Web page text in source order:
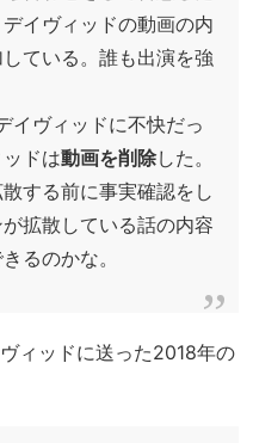
イヴィッドの動画の内
ている。誰も出演を強
イヴィッドに不快だっ
ドは動画を削除した。
する前に事実確認をし
拡散している話の内容
るのかな。
ィッドに送った2018年の